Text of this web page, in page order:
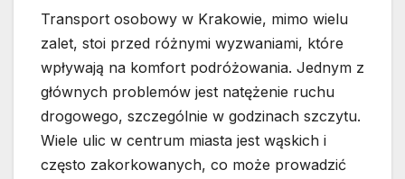
Transport osobowy w Krakowie, mimo wielu
zalet, stoi przed różnymi wyzwaniami, które
wpływają na komfort podróżowania. Jednym z
głównych problemów jest natężenie ruchu
drogowego, szczególnie w godzinach szczytu.
Wiele ulic w centrum miasta jest wąskich i
często zakorkowanych, co może prowadzić